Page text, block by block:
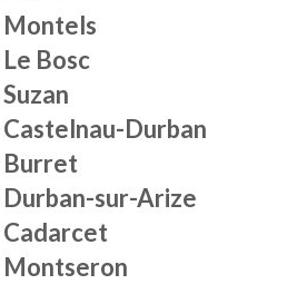
Montels
Le Bosc
Suzan
Castelnau-Durban
Burret
Durban-sur-Arize
Cadarcet
Montseron